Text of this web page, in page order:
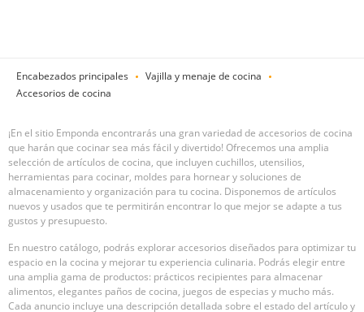
Encabezados principales
Vajilla y menaje de cocina
Accesorios de cocina
¡En el sitio Emponda encontrarás una gran variedad de accesorios de cocina
que harán que cocinar sea más fácil y divertido! Ofrecemos una amplia
selección de artículos de cocina, que incluyen cuchillos, utensilios,
herramientas para cocinar, moldes para hornear y soluciones de
almacenamiento y organización para tu cocina. Disponemos de artículos
nuevos y usados que te permitirán encontrar lo que mejor se adapte a tus
gustos y presupuesto.
En nuestro catálogo, podrás explorar accesorios diseñados para optimizar tu
espacio en la cocina y mejorar tu experiencia culinaria. Podrás elegir entre
una amplia gama de productos: prácticos recipientes para almacenar
alimentos, elegantes paños de cocina, juegos de especias y mucho más.
Cada anuncio incluye una descripción detallada sobre el estado del artículo y